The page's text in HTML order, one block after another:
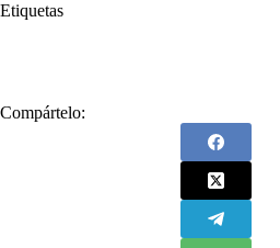
Etiquetas
Compártelo: